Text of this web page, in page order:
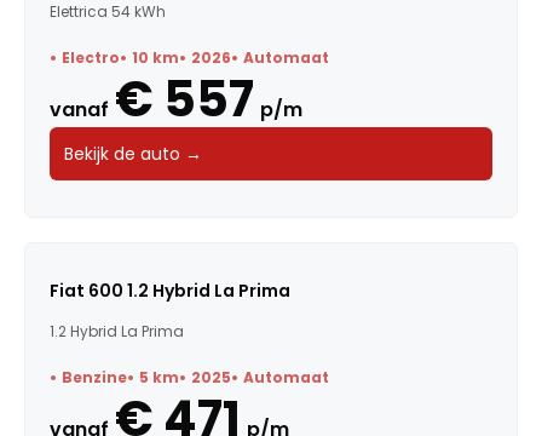
Elettrica 54 kWh
Electro 10 km 2026 Automaat
vanaf € 557 p/m
Bekijk de auto →
Fiat 600 1.2 Hybrid La Prima
1.2 Hybrid La Prima
Benzine 5 km 2025 Automaat
vanaf € 471 p/m